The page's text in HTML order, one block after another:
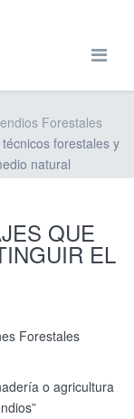
Forestales
forestales y
natural
QUE
EL
Forestales
o agricultura